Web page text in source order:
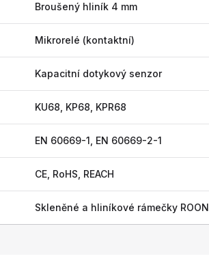
Broušený hliník 4 mm
Mikrorelé (kontaktní)
Kapacitní dotykový senzor
KU68, KP68, KPR68
EN 60669-1, EN 60669-2-1
CE, RoHS, REACH
Skleněné a hliníkové rámečky ROON